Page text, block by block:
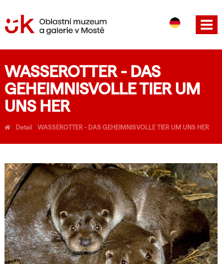
EN
WASSEROTTER - DAS
GEHEIMNISVOLLE TIER UM
UNS HER
› Detail › WASSEROTTER - DAS GEHEIMNISVOLLE TIER UM UNS HER